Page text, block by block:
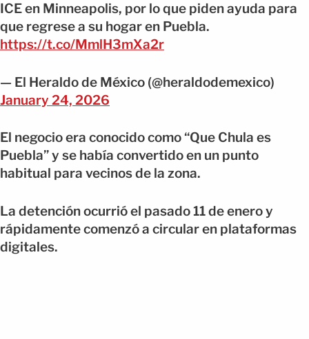
ICE en Minneapolis, por lo que piden ayuda para
que regrese a su hogar en Puebla.
https://t.co/MmlH3mXa2r
— El Heraldo de México (@heraldodemexico)
January 24, 2026
El negocio era conocido como “Que Chula es
Puebla” y se había convertido en un punto
habitual para vecinos de la zona.
La detención ocurrió el pasado 11 de enero y
rápidamente comenzó a circular en plataformas
digitales.